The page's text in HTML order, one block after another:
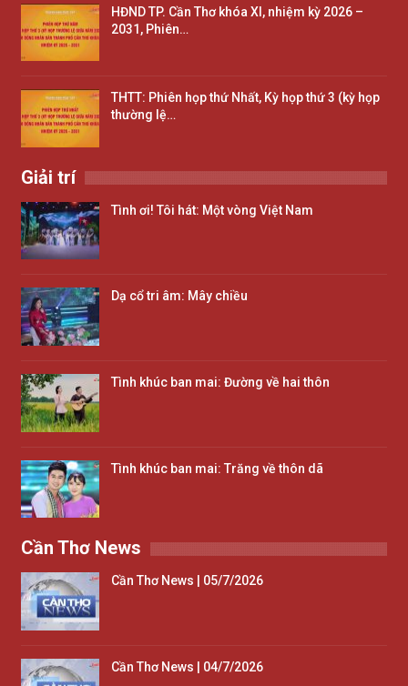
HĐND TP. Cần Thơ khóa XI, nhiệm kỳ 2026 –
2031, Phiên…
THTT: Phiên họp thứ Nhất, Kỳ họp thứ 3 (kỳ họp
thường lệ…
Giải trí
Tình ơi! Tôi hát: Một vòng Việt Nam
Dạ cổ tri âm: Mây chiều
Tình khúc ban mai: Đường về hai thôn
Tình khúc ban mai: Trăng về thôn dã
Cần Thơ News
Cần Thơ News | 05/7/2026
Cần Thơ News | 04/7/2026